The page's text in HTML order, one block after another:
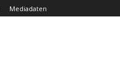
Mediadaten